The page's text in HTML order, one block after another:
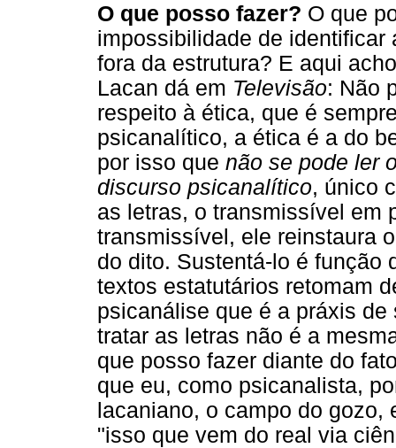
O que posso fazer? O que
impossibilidade de identificar
fora da estrutura? E aqui
Lacan dá em Televisão: Não
respeito à ética, que é
psicanalítico, a ética é a do
por isso que não se pode ler
discurso psicanalítico, único
as letras, o transmissível em
transmissível, ele reinstaura
do dito. Sustentá-lo é função
textos estatutários retomam
psicanálise que é a práxis
tratar as letras não é a
que posso fazer diante do
que eu, como psicanalista,
lacaniano, o campo do
"isso que vem do real via